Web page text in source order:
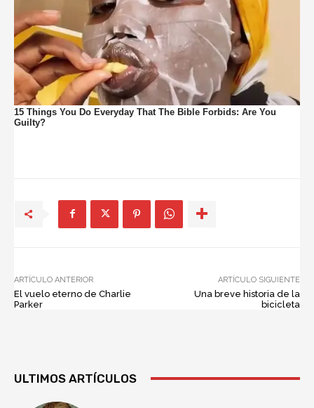
ARTÍCULO ANTERIOR
El vuelo eterno de Charlie
Parker
ARTÍCULO SIGUIENTE
Una breve historia de la
bicicleta
ULTIMOS ARTÍCULOS